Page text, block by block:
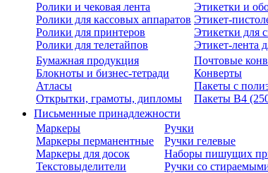
Ролики и чековая лента
Ролики для кассовых аппаратов
Ролики для принтеров
Ролики для телетайпов
Этикетки и
Этикет-
Этикетки для
Этикет-лента
Бумажная продукция
Блокноты и бизнес-тетради
Атласы
Открытки, грамоты, дипломы
Почтовые
Конверты
Пакеты с
Пакеты В4
Письменные принадлежности
Маркеры
Маркеры перманентные
Маркеры для досок
Текстовыделители
Ручки
Ручки гелевые
Наборы пишущих
Ручки со